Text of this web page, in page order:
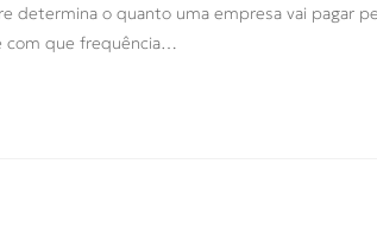
determina o quanto uma empresa vai pagar
que frequência…